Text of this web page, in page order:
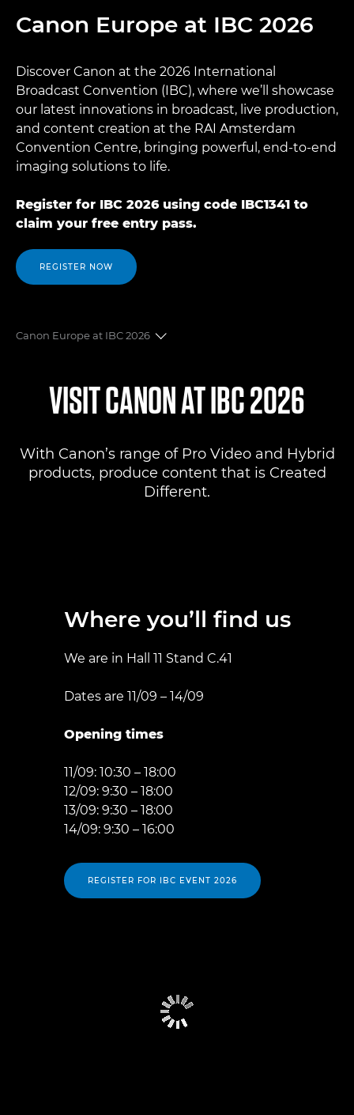
Canon Europe at IBC 2026
Discover Canon at the 2026 International
Broadcast Convention (IBC), where we’ll showcase
our latest innovations in broadcast, live production,
and content creation at the RAI Amsterdam
Convention Centre, bringing powerful, end-to-end
imaging solutions to life.
Register for IBC 2026 using code IBC1341 to
claim your free entry pass.
REGISTER NOW
Canon Europe at IBC 2026
Products
Pro AV Solutions
VISIT CANON AT IBC 2026
With Canon’s range of Pro Video and Hybrid
products, produce content that is Created
Different.
Where you’ll find us
We are in Hall 11 Stand C.41
Dates are 11/09 – 14/09
Opening times
11/09: 10:30 – 18:00
12/09: 9:30 – 18:00
13/09: 9:30 – 18:00
14/09: 9:30 – 16:00
REGISTER FOR IBC EVENT 2026